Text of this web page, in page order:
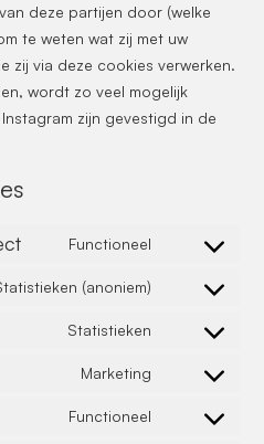
deze partijen door (welke
te weten wat zij met uw
zij via deze cookies verwerken.
wordt zo veel mogelijk
zijn gevestigd in de
Functioneel
(anoniem)
Statistieken
Marketing
Functioneel